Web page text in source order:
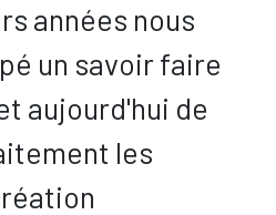
années nous
un savoir faire
aujourd'hui de
les